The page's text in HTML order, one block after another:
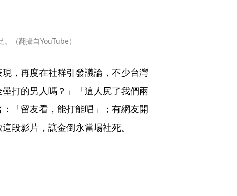
（翻攝自YouTube）
，再度在社群引發議論，不少台灣
打的男人嗎？」「這人尻了我們兩
「留友看，能打能唱」；有網友開
段影片，讓金倒永當場社死。